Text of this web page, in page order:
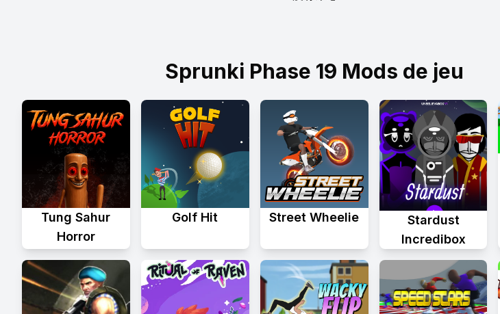
Sprunki Phase 19 Mods de jeu
Tung Sahur
Horror
Golf Hit Street Wheelie
Stardust
Incredibox